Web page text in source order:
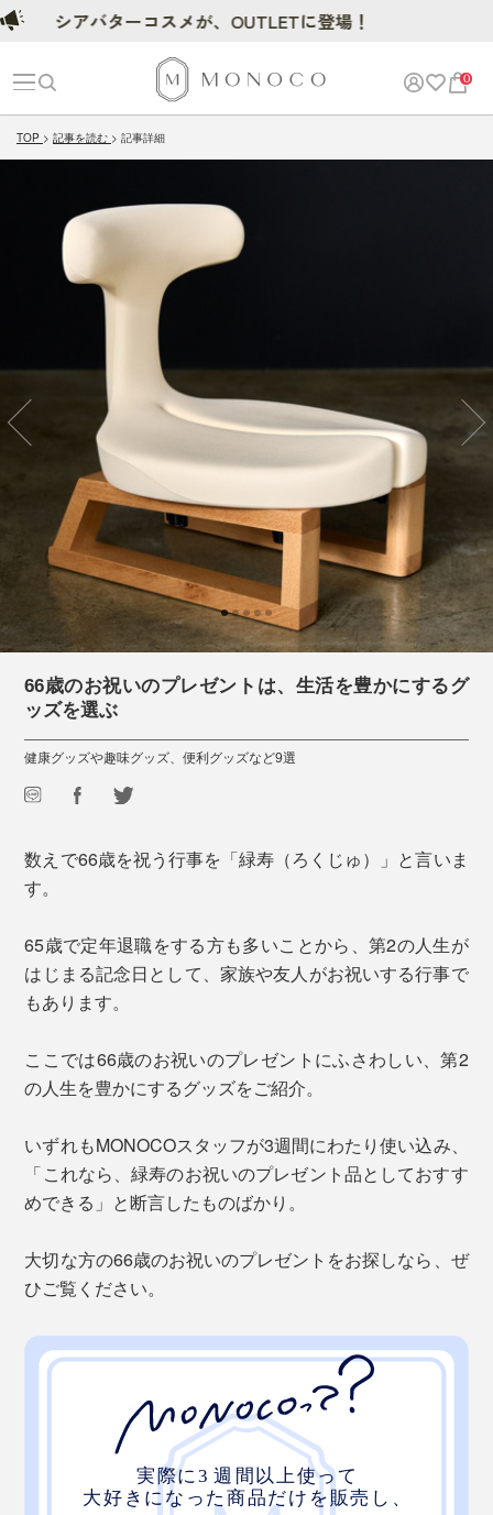
0
TOP 記事を読む 記事詳細
66歳のお祝いのプレゼントは、生活を豊かにするグ
ッズを選ぶ
健康グッズや趣味グッズ、便利グッズなど9選
数えで66歳を祝う行事を「緑寿（ろくじゅ）」と言いま
す。
65歳で定年退職をする方も多いことから、第2の人生が
はじまる記念日として、家族や友人がお祝いする行事で
もあります。
ここでは66歳のお祝いのプレゼントにふさわしい、第2
の人生を豊かにするグッズをご紹介。
いずれもMONOCOスタッフが3週間にわたり使い込み、
「これなら、緑寿のお祝いのプレゼント品としておすす
めできる」と断言したものばかり。
大切な方の66歳のお祝いのプレゼントをお探しなら、ぜ
ひご覧ください。
アバターコスメが、OUTLETに登場！ シアバターコス